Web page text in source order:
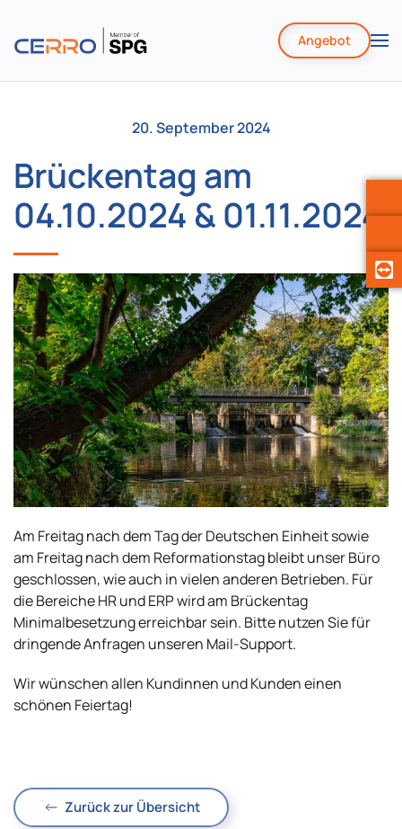
Zum
Angebot
20. September 2024
Brückentag am
04.10.2024 & 01.11.2024
Am Freitag nach dem Tag der Deutschen Einheit sowie
am Freitag nach dem Reformationstag bleibt unser Büro
geschlossen, wie auch in vielen anderen Betrieben. Für
die Bereiche HR und ERP wird am Brückentag
Minimalbesetzung erreichbar sein. Bitte nutzen Sie für
dringende Anfragen unseren Mail-Support.
Wir wünschen allen Kundinnen und Kunden einen
schönen Feiertag!
Zurück zur Übersicht